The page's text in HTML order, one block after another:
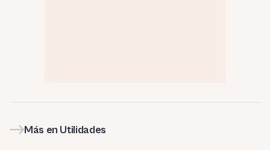
Más en Utilidades